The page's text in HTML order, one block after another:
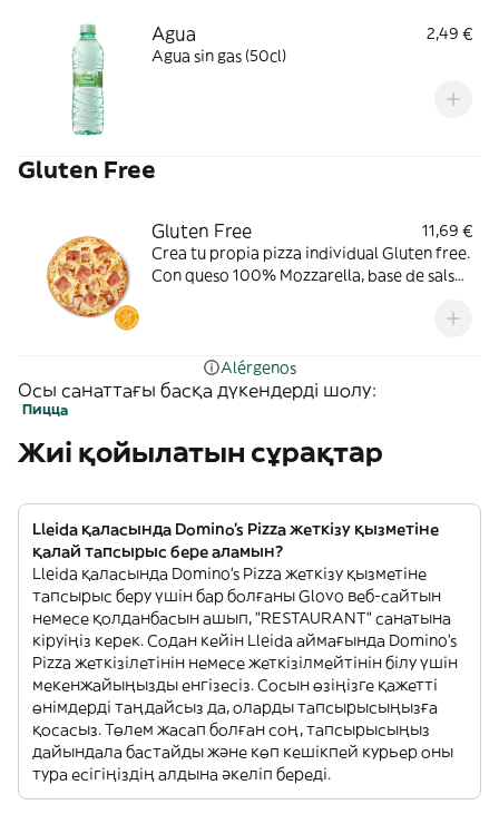
Agua
2,49 €
Agua sin gas (50cl)
Gluten Free
Gluten Free
11,69 €
Crea tu propia pizza individual Gluten free.
Con queso 100% Mozzarella, base de salsa
Alérgenos
Осы санаттағы басқа дүкендерді шолу:
Пицца
Жиі қойылатын сұрақтар
Lleida қаласында Domino's Pizza жеткізу қызметіне
қалай тапсырыс бере аламын?
Lleida қаласында Domino's Pizza жеткізу қызметіне
тапсырыс беру үшін бар болғаны Glovo веб-сайтын
немесе қолданбасын ашып, "RESTAURANT" санатына
кіруіңіз керек. Содан кейін Lleida аймағында Domino's
Pizza жеткізілетінін немесе жеткізілмейтінін білу үшін
мекенжайыңызды енгізесіз. Сосын өзіңізге қажетті
өнімдерді таңдайсыз да, оларды тапсырысыңызға
қосасыз. Төлем жасап болған соң, тапсырысыңыз
дайындала бастайды және көп кешікпей курьер оны
тура есігіңіздің алдына әкеліп береді.